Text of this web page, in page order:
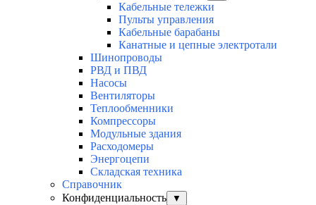
Кабельные тележки
Пульты управления
Кабельные барабаны
Канатные и цепные электротали
Шинопроводы
РВД и ПВД
Насосы
Вентиляторы
Теплообменники
Компрессоры
Модульные здания
Расходомеры
Энергоцепи
Складская техника
Справочник
Конфиденциальность
▼